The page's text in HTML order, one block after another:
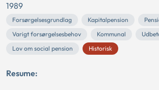
1989
Forsørgelsesgrundlag Kapitalpension
Varigt forsørgelsesbehov
Kommunal
Lov om social pension
Historisk
Resume: